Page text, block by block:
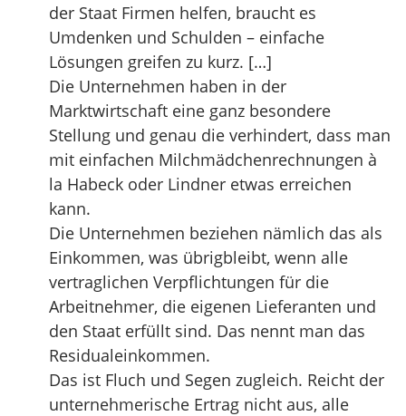
der Staat Firmen helfen, braucht es
Umdenken und Schulden – einfache
Lösungen greifen zu kurz. […]
Die Unternehmen haben in der
Marktwirtschaft eine ganz besondere
Stellung und genau die verhindert, dass man
mit einfachen Milchmädchenrechnungen à
la Habeck oder Lindner etwas erreichen
kann.
Die Unternehmen beziehen nämlich das als
Einkommen, was übrigbleibt, wenn alle
vertraglichen Verpflichtungen für die
Arbeitnehmer, die eigenen Lieferanten und
den Staat erfüllt sind. Das nennt man das
Residualeinkommen.
Das ist Fluch und Segen zugleich. Reicht der
unternehmerische Ertrag nicht aus, alle